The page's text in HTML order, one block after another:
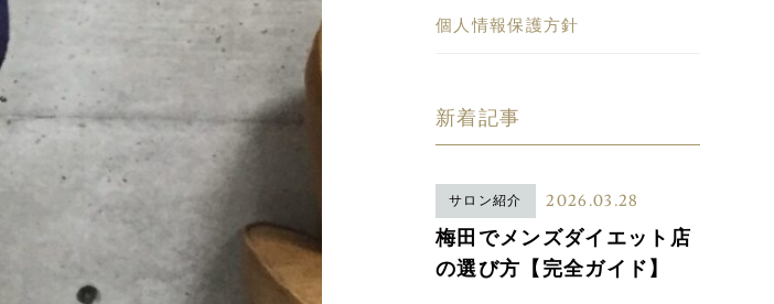
個人情報保護方針
新着記事
サロン紹介 2026.03.28
梅田でメンズダイエット店
の選び方【完全ガイド】